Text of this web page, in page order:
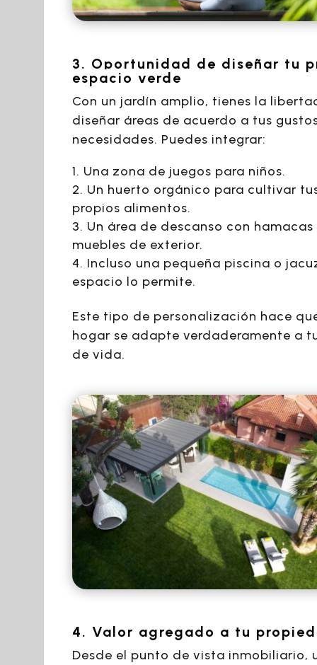
3. Oportunidad de diseñar tu
espacio verde
Con un jardín amplio, tienes la
diseñar áreas de acuerdo a tus
necesidades. Puedes integrar:
Una zona de juegos para niños.
Un huerto orgánico para cultivar
propios alimentos.
Un área de descanso con hamacas
muebles de exterior.
Incluso una pequeña piscina o
espacio lo permite.
Este tipo de personalización hace
hogar se adapte verdaderamente a
de vida.
4. Valor agregado a tu
Desde el punto de vista inmobiliario,